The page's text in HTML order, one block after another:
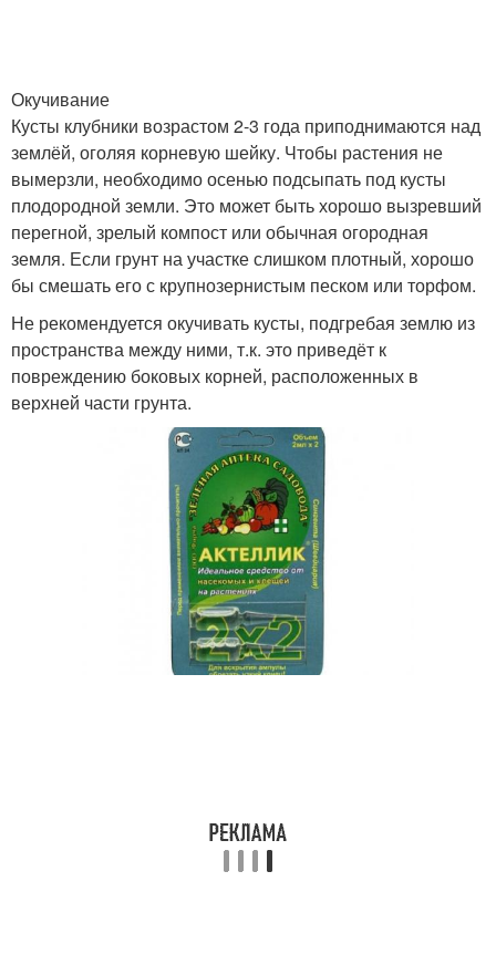
Окучивание
Кусты клубники возрастом 2-3 года приподнимаются над
землёй, оголяя корневую шейку. Чтобы растения не
вымерзли, необходимо осенью подсыпать под кусты
плодородной земли. Это может быть хорошо вызревший
перегной, зрелый компост или обычная огородная
земля. Если грунт на участке слишком плотный, хорошо
бы смешать его с крупнозернистым песком или торфом.
Не рекомендуется окучивать кусты, подгребая землю из
пространства между ними, т.к. это приведёт к
повреждению боковых корней, расположенных в
верхней части грунта.